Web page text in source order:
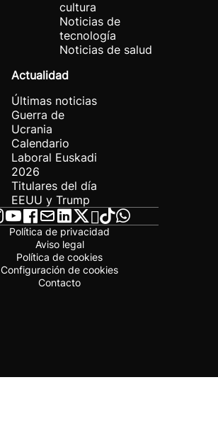
cultura
Noticias de
tecnología
Noticias de salud
Actualidad
Últimas noticias
Guerra de
Ucrania
Calendario
Laboral Euskadi
2026
Titulares del día
EEUU y Trump
Política de privacidad
Aviso legal
Política de cookies
Configuración de cookies
Contacto